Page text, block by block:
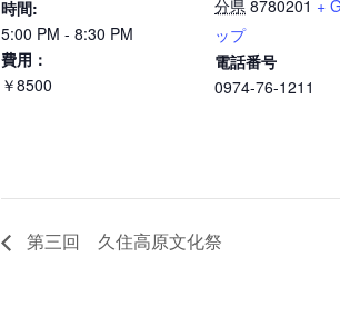
時間:
5:00 PM - 8:30 PM
費用：
￥8500
分県 8780201 +
ップ
電話番号
0974-76-1211
第三回 久住高原文化祭